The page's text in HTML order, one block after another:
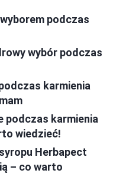
podczas
wybór podczas
karmienia
podczas karmienia
wiedzieć!
Herbapect
– co warto